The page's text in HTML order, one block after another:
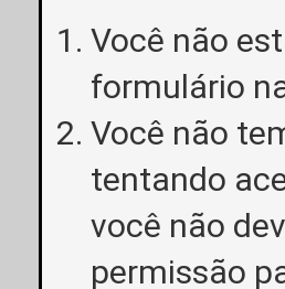
Você não
formulário
Você não
tentando
você não
permissão